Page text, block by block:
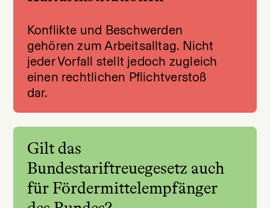
Konflikte und Beschwerden
gehören zum Arbeitsalltag. Nicht
jeder Vorfall stellt jedoch zugleich
einen rechtlichen Pflichtverstoß
dar.
Gilt das
Bundestariftreuegesetz auch
für Fördermittelempfänger